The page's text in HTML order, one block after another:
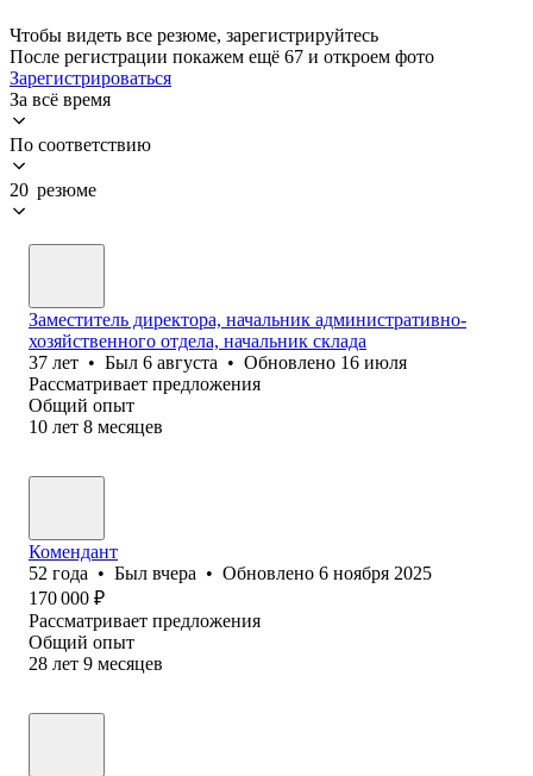
Чтобы видеть все резюме, зарегистрируйтесь
После регистрации покажем ещё 67 и откроем фото
Зарегистрироваться
За всё время
По соответствию
20 резюме
Заместитель директора, начальник административно-
хозяйственного отдела, начальник склада
37 лет • Был 6 августа • Обновлено 16 июля
Рассматривает предложения
Общий опыт
10 лет 8 месяцев
Комендант
52 года • Был вчера • Обновлено 6 ноября 2025
170 000 ₽
Рассматривает предложения
Общий опыт
28 лет 9 месяцев